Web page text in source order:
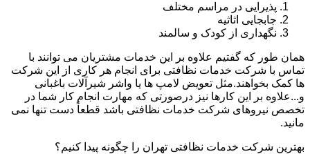
پذیرایی در مراسم مختلف
جابجایی اثاثیه
نگهداری از کودک و سالمند
همان طور که گفتیم علاوه بر این خدمات مشتریان می توانند با
تماس با شرکت خدمات نظافتی برای انجام هر کاری از این شرکت
ها کمک بخواهند.مثل تعویض لامپ ها یا واشر شیرآلات باغبانی
و...علاوه بر این کارها نیز درصورتی که مهارت انجام کار شما در
تخصص نیروهای شرکت خدمات نظافتی باشد قطعاً دست تنها نمی
مانید.
بهترین شرکت خدمات نظافتی تهران را چگونه پیدا کنیم؟